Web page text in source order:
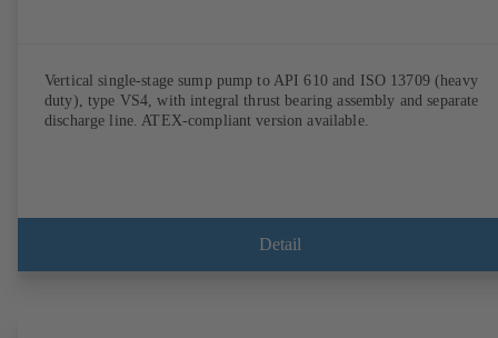
Vertical single-stage sump pump to API 610 and ISO 13709 (heavy
duty), type VS4, with integral thrust bearing assembly and separate
discharge line. ATEX-compliant version available.
Detail